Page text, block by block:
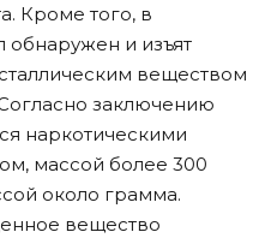
Кроме того, в
и изъят
веществом
заключению
наркотическими
массой более 300
около грамма.
вещество